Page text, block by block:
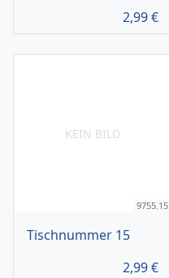
2,99€
KEIN BILD
9755.15
Tischnummer 15
2,99€